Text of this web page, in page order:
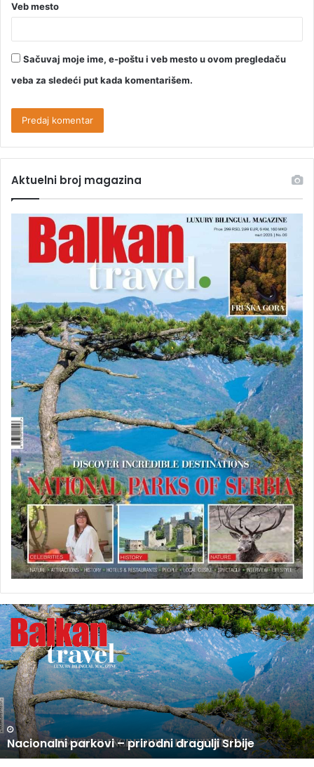
Veb mesto
Sačuvaj moje ime, e-poštu i veb mesto u ovom pregledaču
veba za sledeći put kada komentarišem.
Aktuelni broj magazina
U
P
R
O
D
A
J
I
N
O
V
U PRODAJI NOVI BROJ BALKAN TRAVEL MAGAZINA